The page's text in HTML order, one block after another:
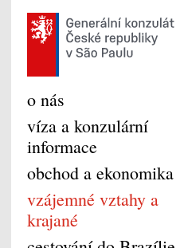
o nás
víza a konzulární
informace
obchod a ekonomika
vzájemné vztahy a
krajané